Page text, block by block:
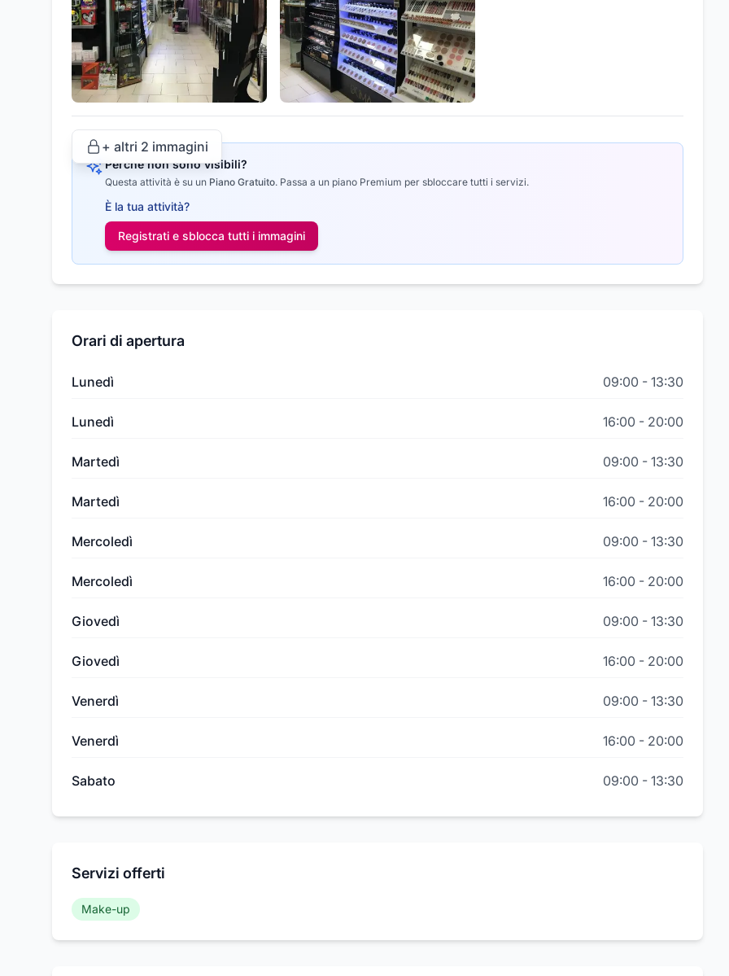
+ altri 2 immagini
Perché non sono visibili?
Questa attività è su un Piano Gratuito. Passa a un piano Premium per sbloccare tutti i servizi.
È la tua attività?
Registrati e sblocca tutti i immagini
Orari di apertura
Lunedì 09:00 - 13:30
Lunedì 16:00 - 20:00
Martedì 09:00 - 13:30
Martedì 16:00 - 20:00
Mercoledì 09:00 - 13:30
Mercoledì 16:00 - 20:00
Giovedì 09:00 - 13:30
Giovedì 16:00 - 20:00
Venerdì 09:00 - 13:30
Venerdì 16:00 - 20:00
Sabato 09:00 - 13:30
Servizi offerti
Make-up